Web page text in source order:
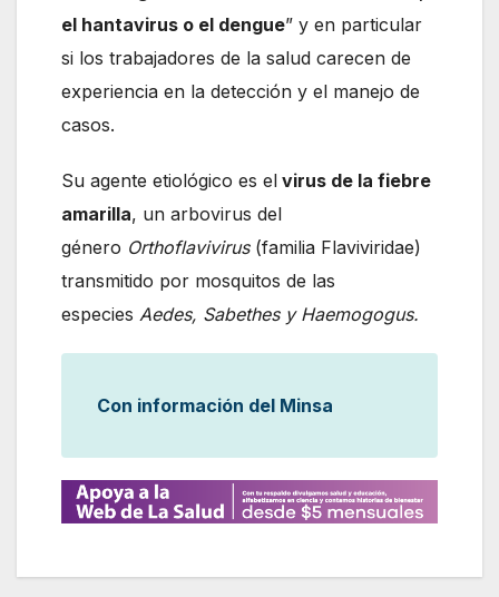
el hantavirus o el dengue” y en particular
si los trabajadores de la salud carecen de
experiencia en la detección y el manejo de
casos.
Su agente etiológico es el virus de la fiebre
amarilla, un arbovirus del
género Orthoflavivirus(familia Flaviviridae)
transmitido por mosquitos de las
especies Aedes, Sabethes y Haemogogus.
Con información del Minsa